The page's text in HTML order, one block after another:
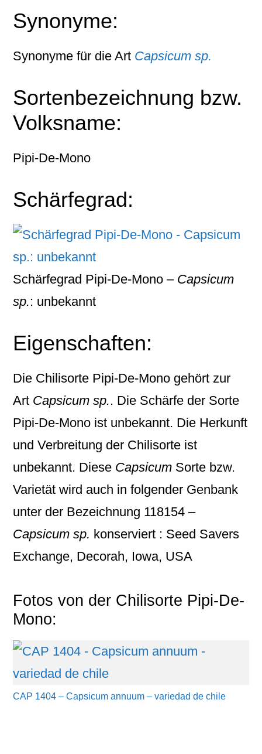
Synonyme:
Synonyme für die Art Capsicum sp.
Sortenbezeichnung bzw.
Volksname:
Pipi-De-Mono
Schärfegrad:
Schärfegrad Pipi-De-Mono – Capsicum
sp.: unbekannt
Eigenschaften:
Die Chilisorte Pipi-De-Mono gehört zur
Art Capsicum sp.. Die Schärfe der Sorte
Pipi-De-Mono ist unbekannt. Die Herkunft
und Verbreitung der Chilisorte ist
unbekannt. Diese Capsicum Sorte bzw.
Varietät wird auch in folgender Genbank
unter der Bezeichnung 118154 –
Capsicum sp. konserviert : Seed Savers
Exchange, Decorah, Iowa, USA
Fotos von der Chilisorte Pipi-De-
Mono:
CAP 1404 – Capsicum annuum – variedad de chile